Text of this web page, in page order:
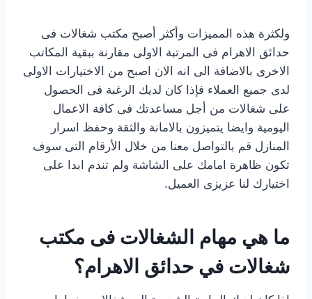
ولكثرة هذه المميزات وأكثر أصبح مكتب شغالات فى
حدائق الاهرام فى المرتبة الاولى مقارنة ببقية المكاتب
الاخرى بالاضافة الى انه الان اصبح من الاختيارات الاولى
لدى جميع العملاء فإذا كان لديك الرغبة فى الحصول
على شغالات من أجل مساعدتك فى كافة الاعمال
اليومية وايضا يتميزون بالامانة والثقة وحفظ اسرار
المنازل قم بالتواصل معنا من خلال الأرقام التى سوف
تكون ظاهرة امامك على الشاشة ولم تندم ابدا على
اختيارك لنا عزيزى العميل.
ما هي مهام الشغالات فى مكتب
شغالات في حدائق الاهرام؟